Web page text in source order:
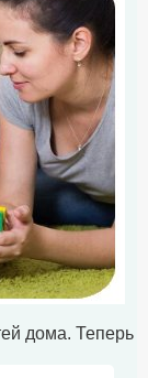
дома. Теперь